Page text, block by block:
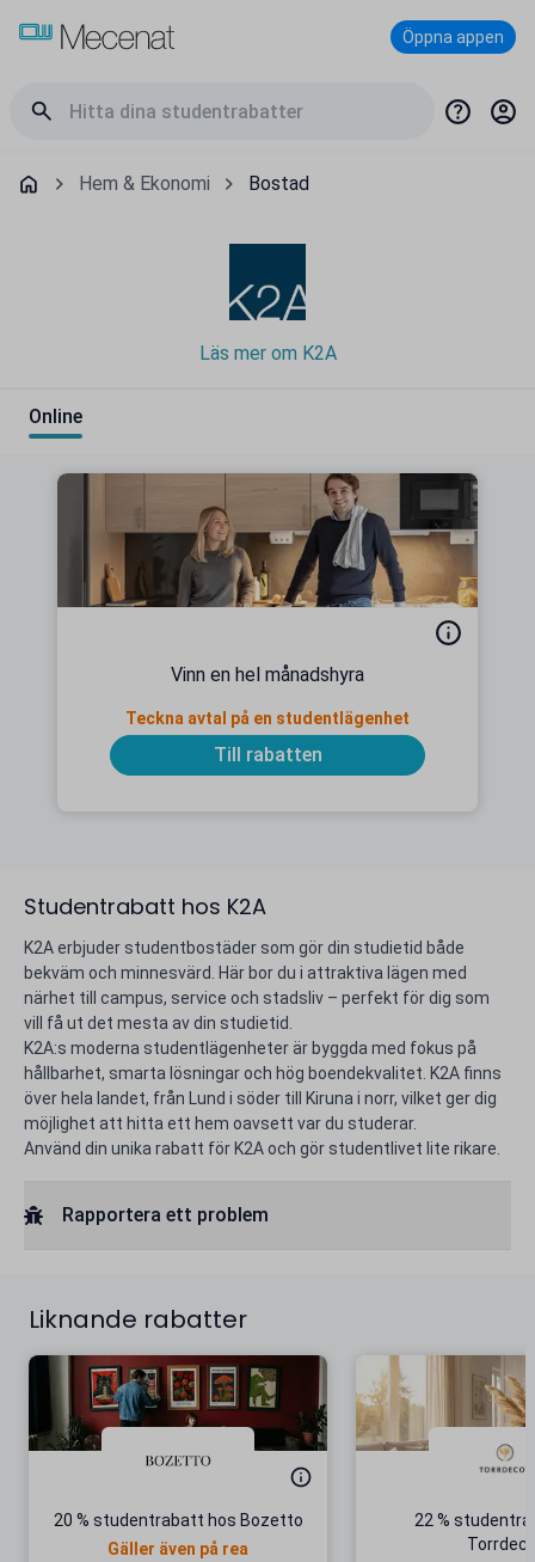
Öppna appen
Hem & Ekonomi Bostad
Läs mer om K2A
Online
Vinn en hel månadshyra
Teckna avtal på en studentlägenhet
Till rabatten
Studentrabatt hos K2A
K2A erbjuder studentbostäder som gör din studietid både
bekväm och minnesvärd. Här bor du i attraktiva lägen med
närhet till campus, service och stadsliv – perfekt för dig som
vill få ut det mesta av din studietid.
K2A:s moderna studentlägenheter är byggda med fokus på
hållbarhet, smarta lösningar och hög boendekvalitet. K2A finns
över hela landet, från Lund i söder till Kiruna i norr, vilket ger dig
möjlighet att hitta ett hem oavsett var du studerar.
Använd din unika rabatt för K2A och gör studentlivet lite rikare.
Rapportera ett problem
Liknande rabatter
20 % studentrabatt hos Bozetto
Gäller även på rea
22 %